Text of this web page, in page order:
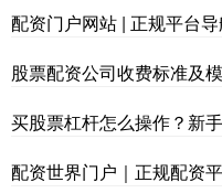
配资门户网站 | 正规平台
股票配资公司收费标准及
买股票杠杆怎么操作？新
配资世界门户｜正规配资